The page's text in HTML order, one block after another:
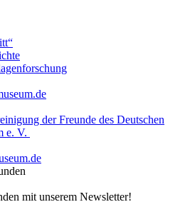
der Freunde des Deutschen
e. V.
mit unserem Newsletter!